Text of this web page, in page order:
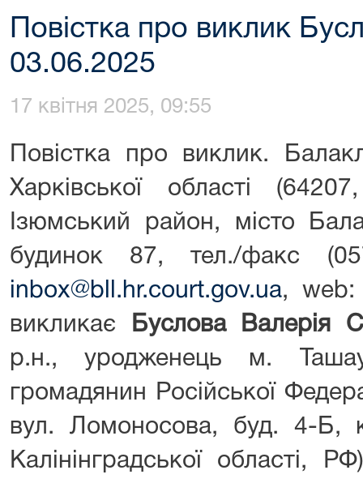
Повістка про виклик
03.06.2025
17 квітня 2025, 09:55
Повістка про виклик.
Харківської області
Ізюмський район, місто
будинок 87, тел./факс
inbox@bll.hr.court.gov.ua,
викликає
Буслова Валерія
р.н., уродженець м.
громадянин Російської
вул. Ломоносова, буд. 4-Б,
Калінінградської області,